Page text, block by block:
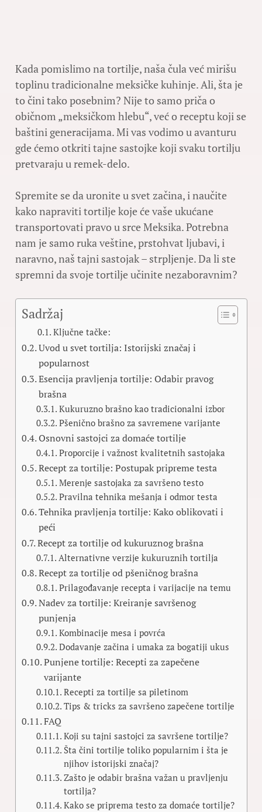
Kada pomislimo na tortilje, naša čula već mirišu
toplinu tradicionalne meksičke kuhinje. Ali, šta je
to čini tako posebnim? Nije to samo priča o
običnom „meksičkom hlebu“, već o receptu koji se
baštini generacijama. Mi vas vodimo u avanturu
gde ćemo otkriti tajne sastojke koji svaku tortilju
pretvaraju u remek-delo.
Spremite se da uronite u svet začina, i naučite
kako napraviti tortilje koje će vaše ukućane
transportovati pravo u srce Meksika. Potrebna
nam je samo ruka veštine, prstohvat ljubavi, i
naravno, naš tajni sastojak – strpljenje. Da li ste
spremni da svoje tortilje učinite nezaboravnim?
Sadržaj
Ključne tačke:
Uvod u svet tortilja: Istorijski značaj i
popularnost
Esencija pravljenja tortilje: Odabir pravog
brašna
Kukuruzno brašno kao tradicionalni izbor
Pšenično brašno za savremene varijante
Osnovni sastojci za domaće tortilje
Proporcije i važnost kvalitetnih sastojaka
Recept za tortilje: Postupak pripreme testa
Merenje sastojaka za savršeno testo
Pravilna tehnika mešanja i odmor testa
Tehnika pravljenja tortilje: Kako oblikovati i
peći
Recept za tortilje od kukuruznog brašna
Alternativne verzije kukuruznih tortilja
Recept za tortilje od pšeničnog brašna
Prilagođavanje recepta i varijacije na temu
Nadev za tortilje: Kreiranje savršenog
punjenja
Kombinacije mesa i povrća
Dodavanje začina i umaka za bogatiji ukus
Punjene tortilje: Recepti za zapečene
varijante
Recepti za tortilje sa piletinom
Tips & tricks za savršeno zapečene tortilje
FAQ
Koji su tajni sastojci za savršene tortilje?
Šta čini tortilje toliko popularnim i šta je
njihov istorijski značaj?
Zašto je odabir brašna važan u pravljenju
tortilja?
Kako se priprema testo za domaće tortilje?